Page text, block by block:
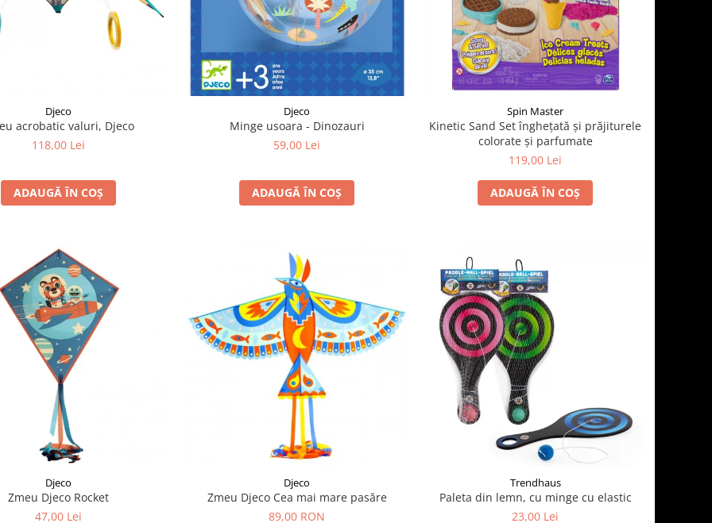
Djeco
acrobatic valuri, Djeco
118,00 Lei
ADAUGĂ ÎN COȘ
Djeco
Minge usoara - Dinozauri
59,00 Lei
ADAUGĂ ÎN COȘ
Spin Master
Kinetic Sand Set înghețată și prăjiturele
colorate și parfumate
119,00 Lei
ADAUGĂ ÎN COȘ
Djeco
Zmeu Djeco Rocket
47,00 Lei
Djeco
Zmeu Djeco Cea mai mare pasăre
89,00 RON
Trendhaus
Paleta din lemn, cu minge cu elastic
23,00 Lei